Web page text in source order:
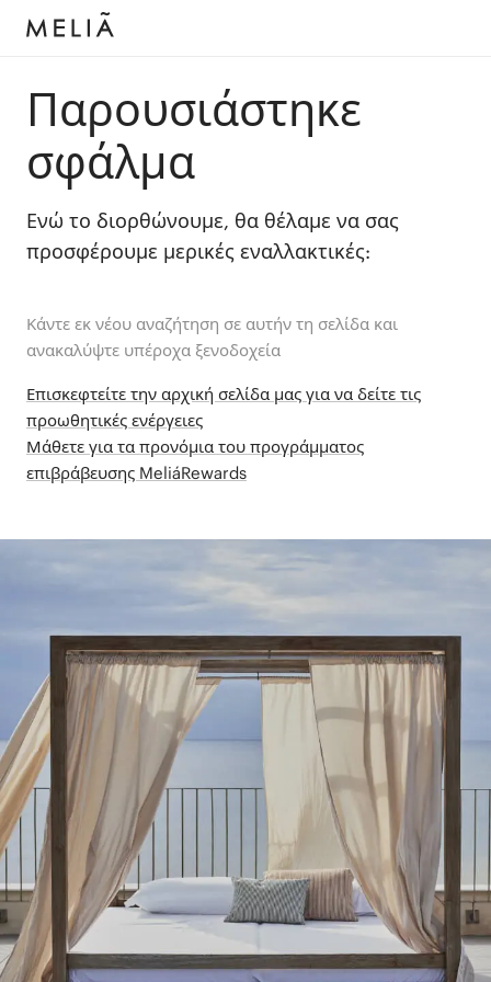
Παρουσιάστηκε
σφάλμα
Ενώ το διορθώνουμε, θα θέλαμε να σας
προσφέρουμε μερικές εναλλακτικές:
Κάντε εκ νέου αναζήτηση σε αυτήν τη σελίδα και
ανακαλύψτε υπέροχα ξενοδοχεία
Επισκεφτείτε την αρχική σελίδα μας για να δείτε τις
προωθητικές ενέργειες
Μάθετε για τα προνόμια του προγράμματος
επιβράβευσης MeliáRewards